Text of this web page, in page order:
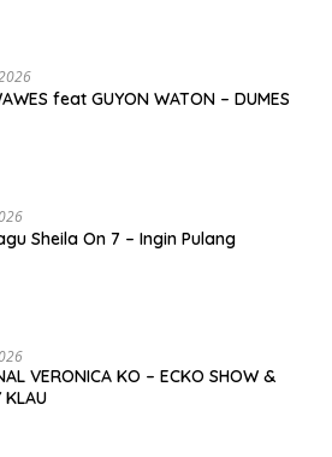
feat GUYON WATON – DUMES
Sheila On 7 – Ingin Pulang
VERONICA KO – ECKO SHOW &
KLAU